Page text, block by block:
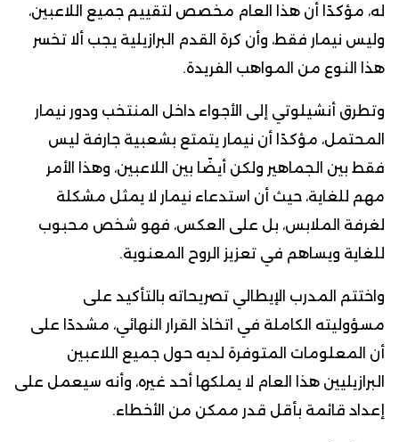
له، مؤكدًا أن هذا العام مخصص لتقييم جميع اللاعبين،
وليس نيمار فقط، وأن كرة القدم البرازيلية يجب ألا تخسر
هذا النوع من المواهب الفريدة.
وتطرق أنشيلوتي إلى الأجواء داخل المنتخب ودور نيمار
المحتمل، مؤكدًا أن نيمار يتمتع بشعبية جارفة ليس
فقط بين الجماهير ولكن أيضًا بين اللاعبين، وهذا الأمر
مهم للغاية، حيث أن استدعاء نيمار لا يمثل مشكلة
لغرفة الملابس، بل على العكس، فهو شخص محبوب
للغاية ويساهم في تعزيز الروح المعنوية.
واختتم المدرب الإيطالي تصريحاته بالتأكيد على
مسؤوليته الكاملة في اتخاذ القرار النهائي، مشددًا على
أن المعلومات المتوفرة لديه حول جميع اللاعبين
البرازيليين هذا العام لا يملكها أحد غيره، وأنه سيعمل على
إعداد قائمة بأقل قدر ممكن من الأخطاء.